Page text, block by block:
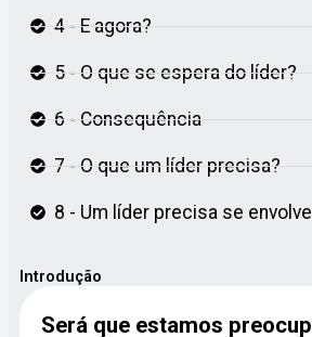
4 - E agora?
5 - O que se espera do líder?
6 - Consequência
7 - O que um líder precisa?
8 - Um líder precisa se
Introdução
Será que estamos